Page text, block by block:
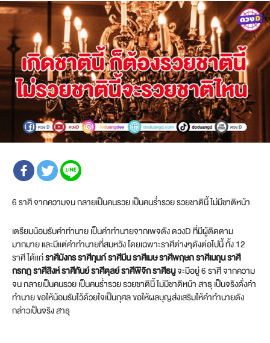
6 ราศี จากความจน กลายเป็นคนรวย เป็นคนร่ำรวย รวยชาตินี้ ไม่มีชาติหน้า
เตรียมน้อมรับคำทำนาย เป็นคำทำนายจากเพจดัง ดวงD ที่มีผู้ติดตาม
มากมาย และมีแต่คำทำนายที่สมหวัง โดยเฉพาะราศีต่างๆดังต่อไปนี้ ทั้ง 12
ราศี ได้แก่ราศีมังกร ราศีกุมภ์ ราศีมีน ราศีเมษ ราศีพฤษภ ราศีเมถุน ราศี
กรกฎ ราศีสิงห์ ราศีกันย์ ราศีตุลย์ ราศีพิจิก ราศีธนูจะมีอยู่ 6 ราศี จากความ
จน กลายเป็นคนรวย เป็นคนร่ำรวย รวยชาตินี้ ไม่มีชาติหน้า สาธุ เป็นจริงดั่งคำ
ทำนาย ขอให้น้อมรับไว้ด้วยใจเป็นกุศล ขอให้ผลบุญส่งเสริมให้คำทำนายดัง
กล่าวเป็นจริง สาธุ